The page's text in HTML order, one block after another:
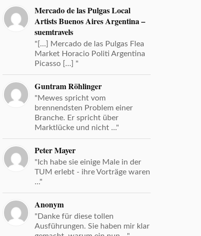
Mercado de las Pulgas Local
Artists Buenos Aires Argentina –
suemtravels
"[…] Mercado de las Pulgas Flea
Market Horacio Politi Argentina
Picasso […] "
Guntram Röhlinger
"Mewes spricht vom
brennendsten Problem einer
Branche. Er spricht über
Marktlücke und nicht ..."
Peter Mayer
"Ich habe sie einige Male in der
TUM erlebt - ihre Vorträge waren
..."
Anonym
"Danke für diese tollen
Ausführungen. Sie haben mir klar